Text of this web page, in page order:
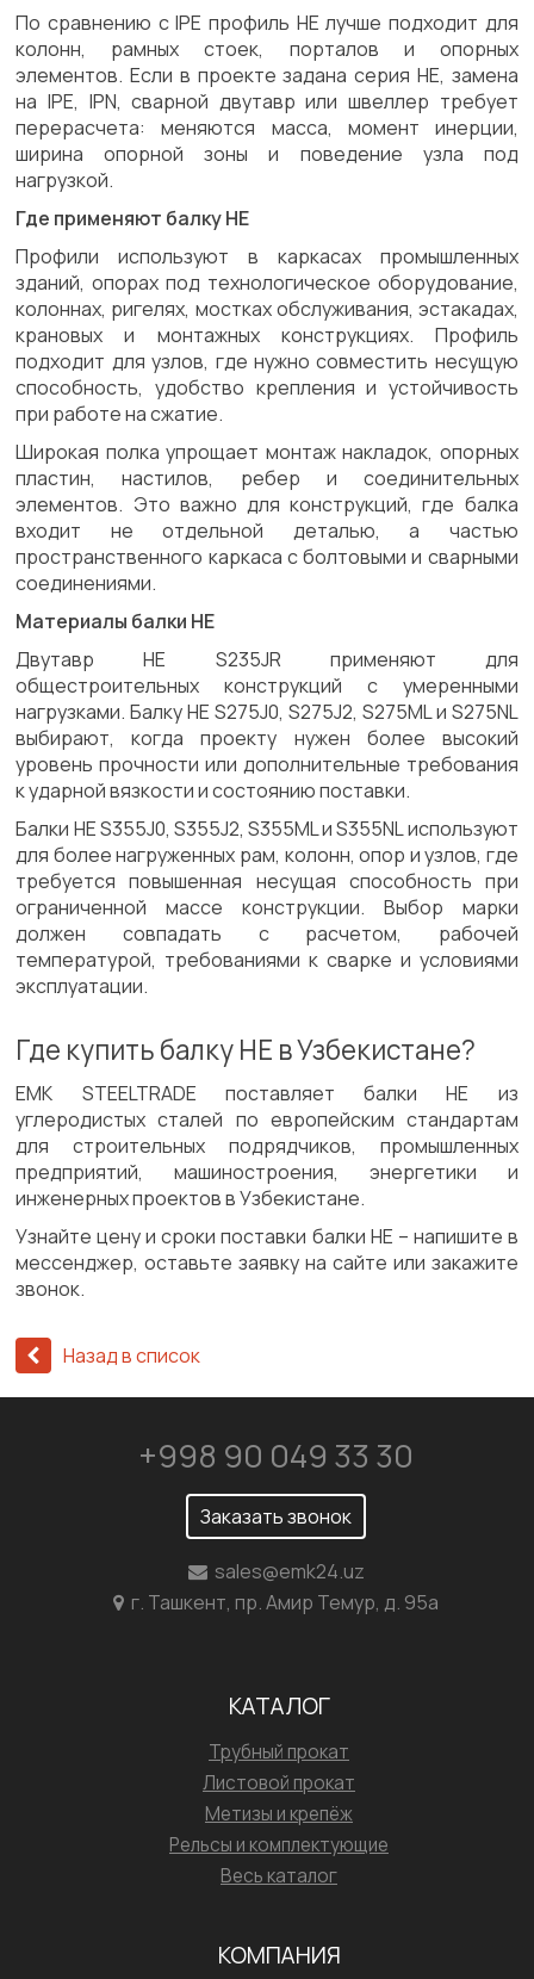
По сравнению с IPE профиль HE лучше подходит для
колонн, рамных стоек, порталов и опорных
элементов. Если в проекте задана серия HE, замена
на IPE, IPN, сварной двутавр или швеллер требует
перерасчета: меняются масса, момент инерции,
ширина опорной зоны и поведение узла под
нагрузкой.
Где применяют балку HE
Профили используют в каркасах промышленных
зданий, опорах под технологическое оборудование,
колоннах, ригелях, мостках обслуживания, эстакадах,
крановых и монтажных конструкциях. Профиль
подходит для узлов, где нужно совместить несущую
способность, удобство крепления и устойчивость
при работе на сжатие.
Широкая полка упрощает монтаж накладок, опорных
пластин, настилов, ребер и соединительных
элементов. Это важно для конструкций, где балка
входит не отдельной деталью, а частью
пространственного каркаса с болтовыми и сварными
соединениями.
Материалы балки HE
Двутавр HE S235JR применяют для
общестроительных конструкций с умеренными
нагрузками. Балку HE S275J0, S275J2, S275ML и S275NL
выбирают, когда проекту нужен более высокий
уровень прочности или дополнительные требования
к ударной вязкости и состоянию поставки.
Балки HE S355J0, S355J2, S355ML и S355NL используют
для более нагруженных рам, колонн, опор и узлов, где
требуется повышенная несущая способность при
ограниченной массе конструкции. Выбор марки
должен совпадать с расчетом, рабочей
температурой, требованиями к сварке и условиями
эксплуатации.
Где купить балку HE в Узбекистане?
ЕМК STEELTRADE поставляет балки HE из
углеродистых сталей по европейским стандартам
для строительных подрядчиков, промышленных
предприятий, машиностроения, энергетики и
инженерных проектов в Узбекистане.
Узнайте цену и сроки поставки балки HE – напишите в
мессенджер, оставьте заявку на сайте или закажите
звонок.
Назад в список
+998 90 049 33 30
Заказать звонок
sales@emk24.uz
г. Ташкент, пр. Амир Темур, д. 95а
КАТАЛОГ
Трубный прокат
Листовой прокат
Метизы и крепёж
Рельсы и комплектующие
Весь каталог
КОМПАНИЯ